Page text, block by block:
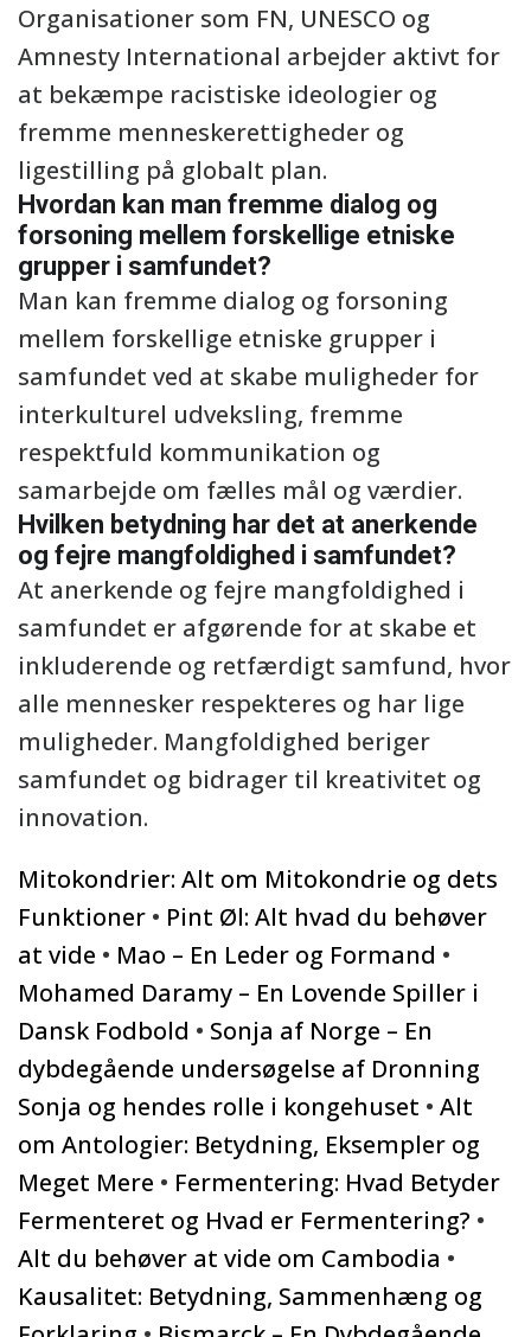
Organisationer som FN, UNESCO og
Amnesty International arbejder aktivt for
at bekæmpe racistiske ideologier og
fremme menneskerettigheder og
ligestilling på globalt plan.
Hvordan kan man fremme dialog og
forsoning mellem forskellige etniske
grupper i samfundet?
Man kan fremme dialog og forsoning
mellem forskellige etniske grupper i
samfundet ved at skabe muligheder for
interkulturel udveksling, fremme
respektfuld kommunikation og
samarbejde om fælles mål og værdier.
Hvilken betydning har det at anerkende
og fejre mangfoldighed i samfundet?
At anerkende og fejre mangfoldighed i
samfundet er afgørende for at skabe et
inkluderende og retfærdigt samfund, hvor
alle mennesker respekteres og har lige
muligheder. Mangfoldighed beriger
samfundet og bidrager til kreativitet og
innovation.
Mitokondrier: Alt om Mitokondrie og dets
Funktioner • Pint Øl: Alt hvad du behøver
at vide • Mao – En Leder og Formand •
Mohamed Daramy – En Lovende Spiller i
Dansk Fodbold • Sonja af Norge – En
dybdegående undersøgelse af Dronning
Sonja og hendes rolle i kongehuset • Alt
om Antologier: Betydning, Eksempler og
Meget Mere • Fermentering: Hvad Betyder
Fermenteret og Hvad er Fermentering? •
Alt du behøver at vide om Cambodia •
Kausalitet: Betydning, Sammenhæng og